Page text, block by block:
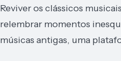
Reviver os clássicos
relembrar momentos
músicas antigas, uma